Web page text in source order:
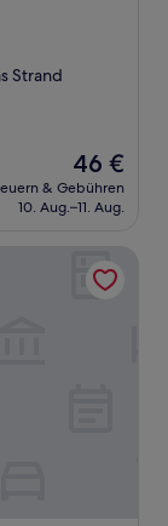
Strand
Der
Preis
beträgt
46 €
& Gebühren
10. Aug.–11. Aug.